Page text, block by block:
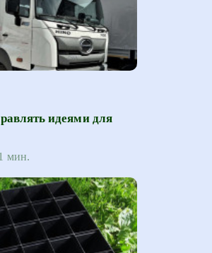
идеями для
мин.